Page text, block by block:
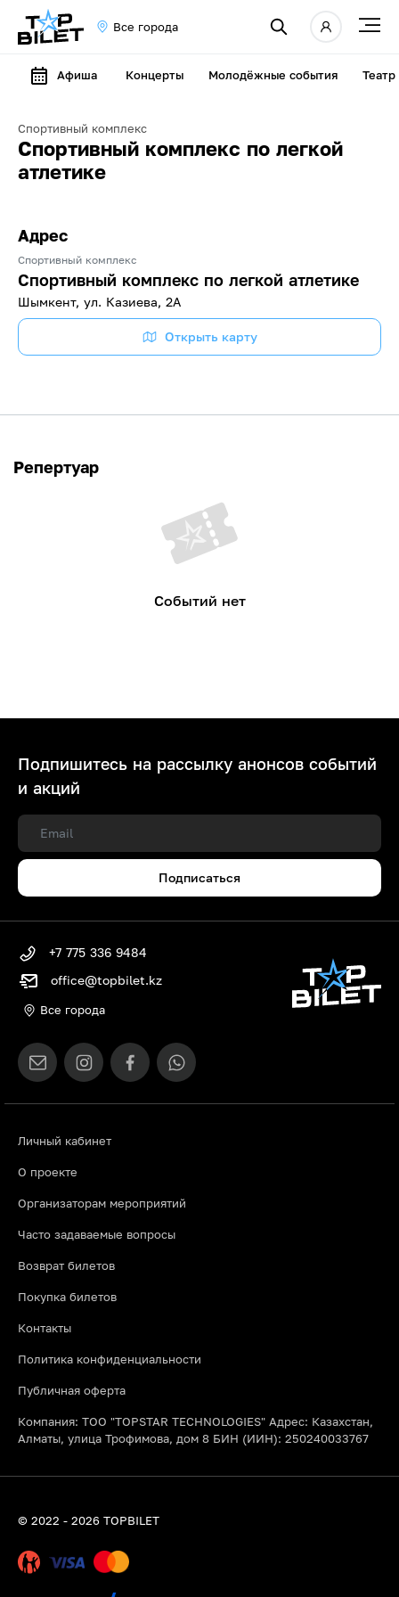
Все города
Афиша Концерты Молодёжные события Театр
Спортивный комплекс
Спортивный комплекс по легкой
атлетике
Адрес
Спортивный комплекс
Спортивный комплекс по легкой атлетике
Шымкент, ул. Казиева, 2А
Открыть карту
Репертуар
Событий нет
Подпишитесь на рассылку анонсов событий
и акций
Подписаться
Личный кабинет
О проекте
Организаторам мероприятий
Часто задаваемые вопросы
Возврат билетов
Покупка билетов
Контакты
Политика конфиденциальности
Публичная оферта
Компания: ТОО "TOPSTAR TECHNOLOGIES" Адрес: Казахстан,
Алматы, улица Трофимова, дом 8 БИН (ИИН): 250240033767
+7 775 336 9484
office@topbilet.kz
Все города
© 2022 - 2026 TOPBILET